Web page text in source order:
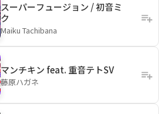
スーパーフュージョン / 初音ミ
ク
Maiku Tachibana
マンチキン feat. 重音テトSV
藤原ハガネ